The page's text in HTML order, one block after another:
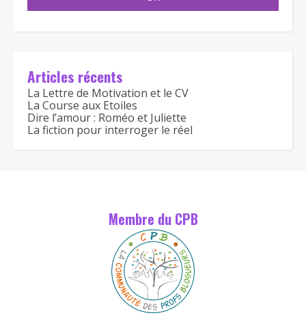
Articles récents
La Lettre de Motivation et le CV
La Course aux Etoiles
Dire l’amour : Roméo et Juliette
La fiction pour interroger le réel
Membre du CPB